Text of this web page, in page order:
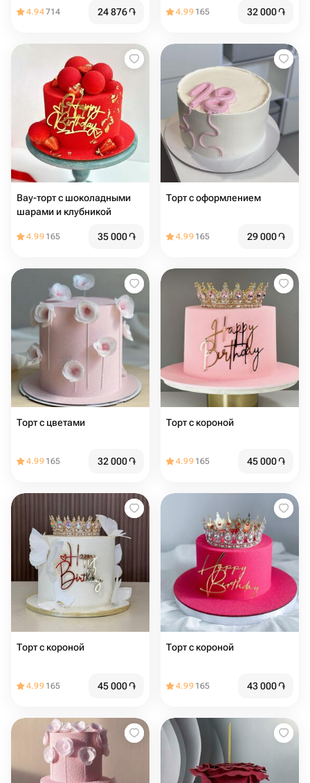
4.94714 24 876֏ 4.99 165 32 000֏
Вау-торт с шоколадными
шарами и клубникой
4.99 165 35 000֏
Торт с оформлением
4.99 165 29 000֏
Торт с цветами
4.99 165 32 000֏
Торт с короной
4.99 165 45 000֏
Торт с короной
4.99 165 45 000֏
Торт с короной
4.99 165 43 000֏